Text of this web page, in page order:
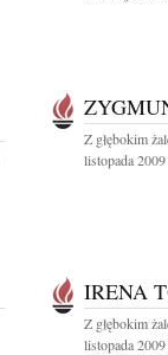
Z głębokim
listopada
IRENA
Z głębokim
listopada